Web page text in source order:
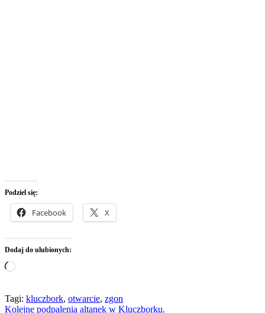
Podziel się:
Facebook X
Dodaj do ulubionych:
Wczytywanie…
Tagi: kluczbork, otwarcie, zgon
Kolejne podpalenia altanek w Kluczborku.